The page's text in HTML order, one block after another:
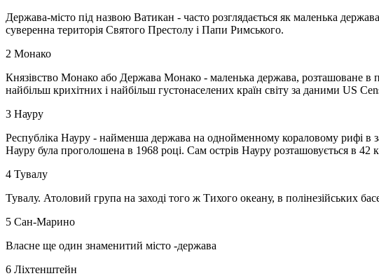
Держава-місто під назвою Ватикан - часто розглядається як маленька
суверенна територія Святого Престолу і Папи Римського.
2 Монако
Князівство Монако або Держава Монако - маленька держава, розташоване в
найбільш крихітних і найбільш густонаселених країн світу за даними US
3 Науру
Республіка Науру - найменша держава на однойменному кораловому рифі в
Науру була проголошена в 1968 році. Сам острів Науру розташовується в 42
4 Тувалу
Тувалу. Атоловий група на заході того ж Тихого океану, в полінезійських
5 Сан-Марино
Власне ще один знаменитий місто -держава
6 Ліхтенштейн